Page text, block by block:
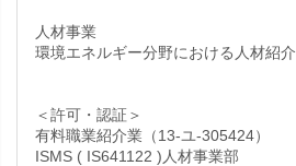
人材事業
環境エネルギー分野における人材紹介
＜許可・認証＞
有料職業紹介業（13-ユ-305424）
ISMS ( IS641122 )人材事業部